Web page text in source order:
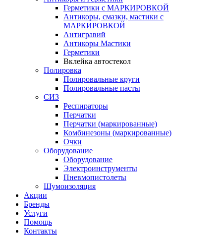
Герметики с МАРКИРОВКОЙ
Антикоры, смазки, мастики с
МАРКИРОВКОЙ
Антигравий
Антикоры Мастики
Герметики
Вклейка автостекол
Полировка
Полировальные круги
Полировальные пасты
СИЗ
Респираторы
Перчатки
Перчатки (маркированные)
Комбинезоны (маркированные)
Очки
Оборудование
Оборудование
Электроинструменты
Пневмопистолеты
Шумоизоляция
Акции
Бренды
Услуги
Помощь
Контакты